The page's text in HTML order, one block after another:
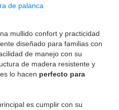
de palanca
mullido confort y practicidad
diseñado para familias con
de manejo con su
de madera resistente y
lo hacen perfecto para
es cumplir con su